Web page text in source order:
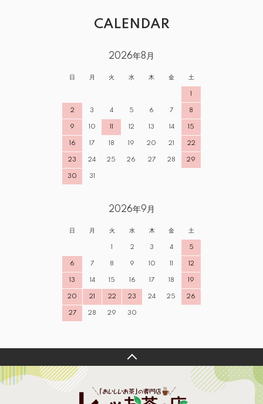
CALENDAR
2026年8月
日 月 火 水 木 金 土
1
2 3 4 5 6 7 8
9 10 11 12 13 14 15
16 17 18 19 20 21 22
23 24 25 26 27 28 29
30 31
2026年9月
日 月 火 水 木 金 土
1 2 3 4 5
6 7 8 9 10 11 12
13 14 15 16 17 18 19
20 21 22 23 24 25 26
27 28 29 30